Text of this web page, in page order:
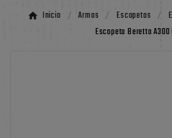
Inicio Armas Escopetas
Escopeta Beretta